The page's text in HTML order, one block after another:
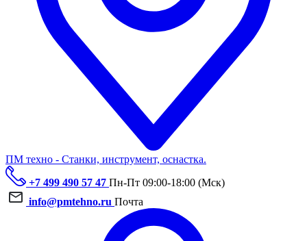
ПМ техно - Станки, инструмент, оснастка.
+7 499 490 57 47 Пн-Пт 09:00-18:00 (Мск)
info@pmtehno.ru Почта